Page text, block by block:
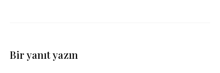
Bir yanıt yazın